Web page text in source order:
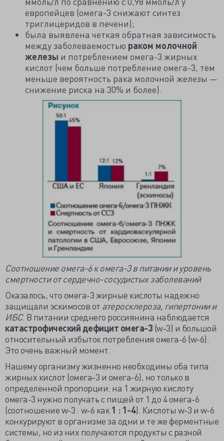
европейцев (омега-3 снижают синтез
триглицеридов в печени);
была выявлена четкая обратная зависимость
между заболеваемостью раком молочной
железы и потреблением омега-3 жирных
кислот (чем больше потребление омега-3, тем
меньше вероятность рака молочной железы —
снижение риска на 30% и более).
Соотношение омега-6 к омега-3 в питании и уровень
смертности от сердечно-сосудистых заболеваний
Оказалось, что омега-3 жирные кислоты надежно
защищали эскимосов от атеросклероза, гипертонии и
ИБС. В питании среднего россиянина наблюдается
катастрофический дефицит омега-3 (w-3) и большой
относительный избыток потребления омега-6 (w-6).
Это очень важный момент.
Нашему организму жизненно необходимы оба типа
жирных кислот (омега-3 и омега-6), но только в
определенной пропорции: на 1 жирную кислоту
омега-3 нужно получать с пищей от 1 до 4 омега-6
(соотношение w-3 : w-6 как1 : 1-4). Кислоты w-3 и w-6
конкурируют в организме за одни и те же ферментные
системы, но из них получаются продукты с разной